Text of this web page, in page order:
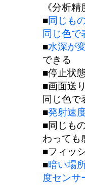
《分析
■同じも
同じ色で
■水深が
できる
■停止状
■画面送
同じ色で
■発射速
■同じも
わっても
■フィッ
■暗い場
度センサ